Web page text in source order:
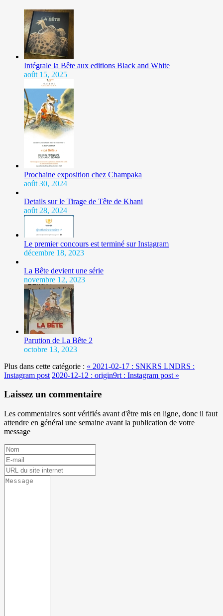
Intégrale la Bête aux editions Black and White
août 15, 2025
Prochaine exposition chez Champaka
août 30, 2024
Details sur le Tirage de Tête de Khani
août 28, 2024
Le premier concours est terminé sur Instagram
décembre 18, 2023
La Bête devient une série
novembre 12, 2023
Parution de La Bête 2
octobre 13, 2023
Plus dans cette catégorie : « 2021-02-17 : SNKRS LNDRS :
Instagram post 2020-12-12 : origin9rt : Instagram post »
Laissez un commentaire
Les commentaires sont vérifiés avant d'être mis en ligne, donc il faut
attendre en général une semaine avant la publication de votre
message